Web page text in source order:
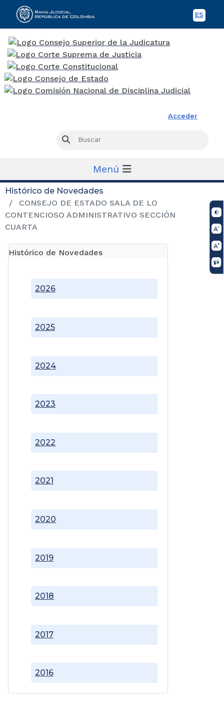
ES
Acceder
Buscar
Menú
Histórico de Novedades
CONSEJO DE ESTADO SALA DE LO
CONTENCIOSO ADMINISTRATIVO SECCIÓN
CUARTA
Histórico de Novedades
2016
2017
2018
2019
2020
2021
2022
2023
2024
2025
2026